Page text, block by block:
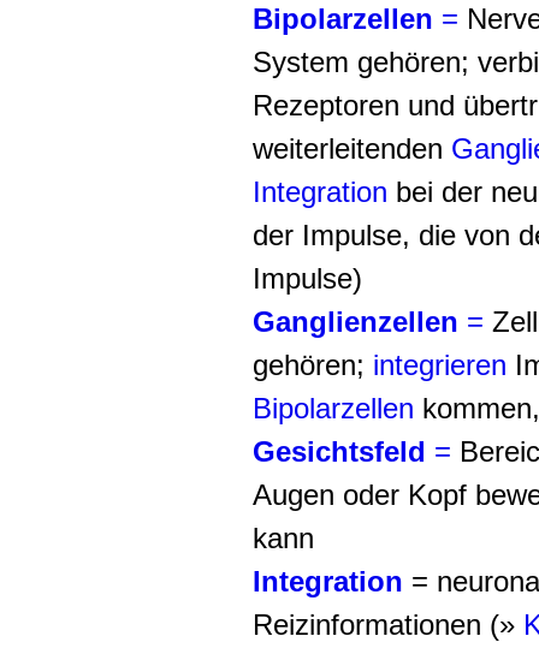
Bipolarzellen =
System gehören;
Rezeptoren und
weiterleitenden
Integration bei der
der Impulse, die von
Impulse)
Ganglienzellen =
gehören; integrieren
Bipolarzellen
Gesichtsfeld =
Augen oder Kopf
kann
Integration =
Reizinformationen (»